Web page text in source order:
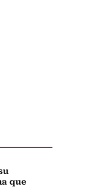
que